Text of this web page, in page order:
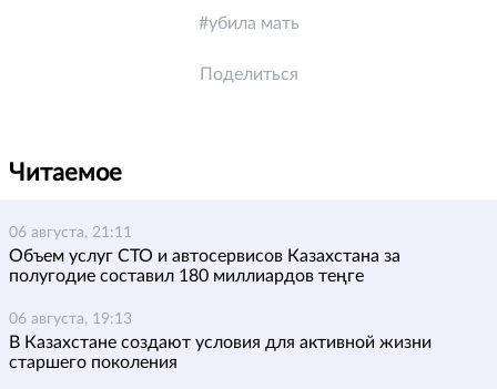
убила мать
Поделиться
Читаемое
06 августа, 21:11
Объем услуг СТО и автосервисов Казахстана за
полугодие составил 180 миллиардов теңге
06 августа, 19:13
В Казахстане создают условия для активной жизни
старшего поколения